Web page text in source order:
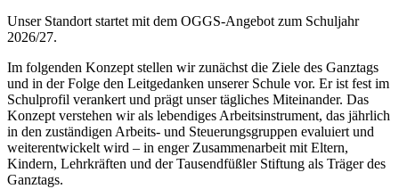
Unser Standort startet mit dem OGGS-Angebot zum Schuljahr
2026/27.
Im folgenden Konzept stellen wir zunächst die Ziele des Ganztags
und in der Folge den Leitgedanken unserer Schule vor. Er ist fest im
Schulprofil verankert und prägt unser tägliches Miteinander. Das
Konzept verstehen wir als lebendiges Arbeitsinstrument, das jährlich
in den zuständigen Arbeits- und Steuerungsgruppen evaluiert und
weiterentwickelt wird – in enger Zusammenarbeit mit Eltern,
Kindern, Lehrkräften und der Tausendfüßler Stiftung als Träger des
Ganztags.